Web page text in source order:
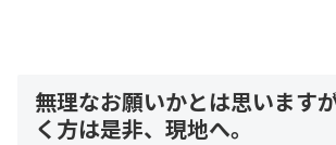
無理なお願いかとは思います
く方は是非、現地へ。